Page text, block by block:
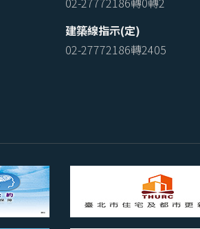
建築線指示(定)
02-27772186轉2405